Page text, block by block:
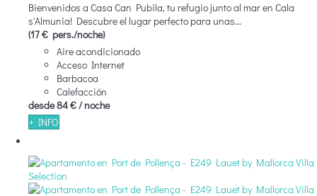
Bienvenidos a Casa Can Pubila, tu refugio junto al mar en Cala
s'Almunia! Descubre el lugar perfecto para unas...
(17 € pers./noche)
Aire acondicionado
Acceso Internet
Barbacoa
Calefacción
desde84 €/ noche
+ INFO